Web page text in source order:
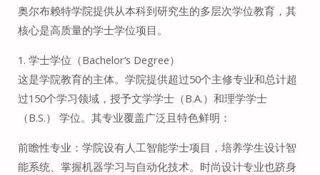
奥尔布赖特学院提供从本科到研究生的多层次学位教育，其
核心是高质量的学士学位项目。
1. 学士学位（Bachelor‘s Degree）
这是学院教育的主体。学院提供超过50个主修专业和总计超
过150个学习领域，授予文学学士（B.A.）和理学学士
（B.S.） 学位。其专业覆盖广泛且特色鲜明：
前瞻性专业：学院设有人工智能学士项目，培养学生设计智
能系统、掌握机器学习与自动化技术。时尚设计专业也跻身